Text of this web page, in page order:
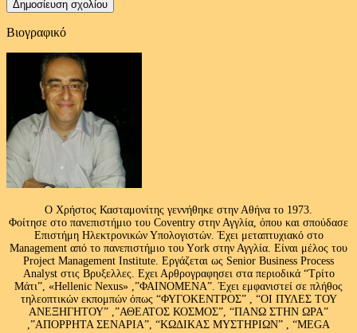
Βιογραφικό
Ο Χρήστος Κασταμονίτης γεννήθηκε στην Αθήνα το 1973.
Φοίτησε στο πανεπιστήμιο του Coventry στην Αγγλία, όπου και σπούδασε
Επιστήμη Ηλεκτρονικών Υπολογιστών. Έχει μεταπτυχιακό στο
Management από το πανεπιστήμιο του Υork στην Αγγλία. Είναι μέλος του
Project Management Institute. Εργάζεται ως Senior Business Process
Analyst στις Βρυξελλες. Εχει Αρθρογραφησει στα περιοδικά “Τρίτο
Μάτι”, «Hellenic Nexus» ,”ΦΑΙΝΟΜΕΝΑ”. Έχει εμφανιστεί σε πλήθος
τηλεοπτικών εκπομπών όπως “ΦΥΓΟΚΕΝΤΡΟΣ” , “ΟΙ ΠΥΛΕΣ ΤΟΥ
ΑΝΕΞΗΓΗΤΟΥ” ,”ΑΘΕΑΤΟΣ ΚΟΣΜΟΣ”, “ΠΑΝΩ ΣΤΗΝ ΩΡΑ”
,”ΑΠΟΡΡΗΤΑ ΣΕΝΑΡΙΑ”, “ΚΩΔΙΚΑΣ ΜΥΣΤΗΡΙΩΝ” , “MEGA